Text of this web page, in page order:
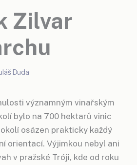
Zilvar
Duda
významným vinařským
bylo na 700 hektarů vinic
osázen prakticky každý
orientací. Výjimkou nebyl ani
v pražské Tróji, kde od roku